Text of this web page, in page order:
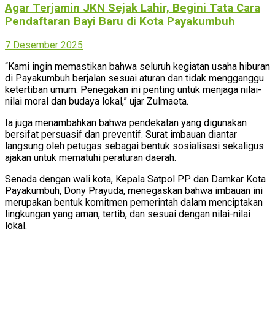
Agar Terjamin JKN Sejak Lahir, Begini Tata Cara
Pendaftaran Bayi Baru di Kota Payakumbuh
7 Desember 2025
“Kami ingin memastikan bahwa seluruh kegiatan usaha hiburan
di Payakumbuh berjalan sesuai aturan dan tidak mengganggu
ketertiban umum. Penegakan ini penting untuk menjaga nilai-
nilai moral dan budaya lokal,” ujar Zulmaeta.
Ia juga menambahkan bahwa pendekatan yang digunakan
bersifat persuasif dan preventif. Surat imbauan diantar
langsung oleh petugas sebagai bentuk sosialisasi sekaligus
ajakan untuk mematuhi peraturan daerah.
Senada dengan wali kota, Kepala Satpol PP dan Damkar Kota
Payakumbuh, Dony Prayuda, menegaskan bahwa imbauan ini
merupakan bentuk komitmen pemerintah dalam menciptakan
lingkungan yang aman, tertib, dan sesuai dengan nilai-nilai
lokal.